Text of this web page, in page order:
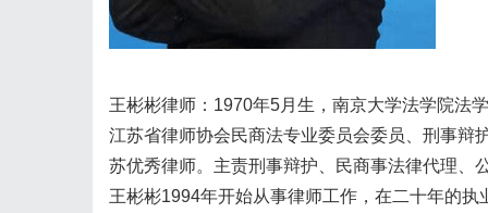
王彬彬律师：1970年5月生，南京大学法学院法
江苏省律师协会民商法专业委员会委员、刑事辩
苏优秀律师。主责刑事辩护、民商事法律代理、
王彬彬1994年开始从事律师工作，在二十年的